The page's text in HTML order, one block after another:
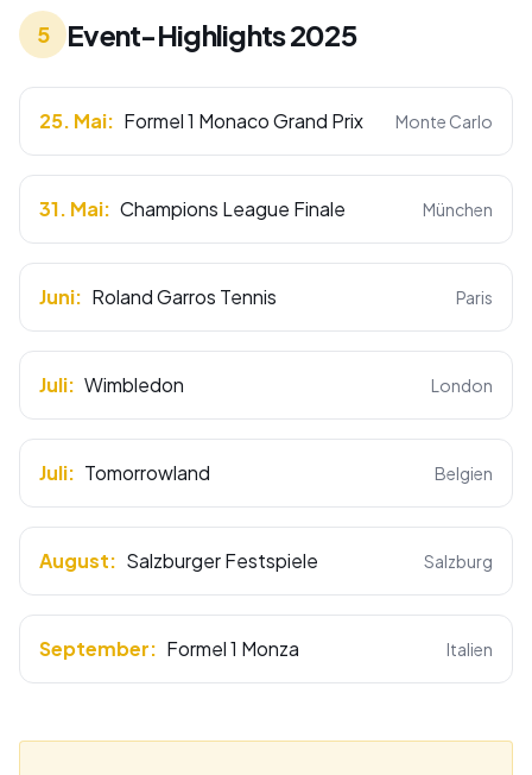
5 Event-Highlights 2025
25. Mai: Formel 1 Monaco Grand Prix Monte Carlo
31. Mai: Champions League Finale München
Juni: Roland Garros Tennis Paris
Juli: Wimbledon London
Juli: Tomorrowland Belgien
August: Salzburger Festspiele Salzburg
September: Formel 1 Monza Italien